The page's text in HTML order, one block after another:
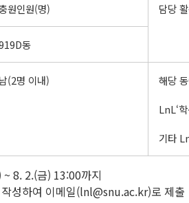
원인원(명) 담당
동
남(2명 이내)
해당
LnL‘
기타
8. 2.(금) 13:00까지
성하여 이메일(lnl@snu.ac.kr)로 제출